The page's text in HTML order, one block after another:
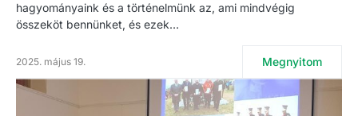
hagyományaink és a történelmünk az, ami mindvégig
összeköt bennünket, és ezek…
2025. május 19. Megnyitom